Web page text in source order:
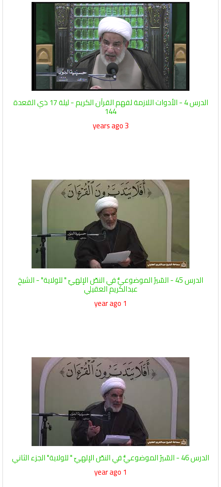
الدرس 4 - الأدوات اللازمة لفهم القرآن الكريم - ليلة 17 ذي القعدة
144
3 years ago
الدرس 45 - السّيرُ الموضوعيُّ في النصّ الإلهيّ " للولاية" - الشيخ
عبدالكريم العقيلي
1 year ago
الدرس 46 - السّيرُ الموضوعيُّ في النصّ الإلهيّ " للولاية" الجزء الثاني
1 year ago